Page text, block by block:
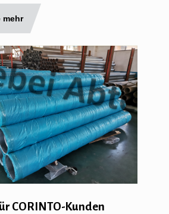
mehr
CORINTO-Kunden